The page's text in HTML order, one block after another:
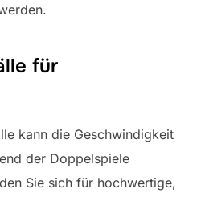
für
kann die Geschwindigkeit
der Doppelspiele
Sie sich für hochwertige,